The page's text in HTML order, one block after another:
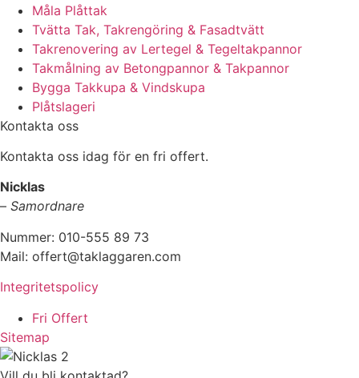
Måla Plåttak
Tvätta Tak, Takrengöring & Fasadtvätt
Takrenovering av Lertegel & Tegeltakpannor
Takmålning av Betongpannor & Takpannor
Bygga Takkupa & Vindskupa
Plåtslageri
Kontakta oss
Kontakta oss idag för en fri offert.
Nicklas
– Samordnare
Nummer: 010-555 89 73
Mail: offert@taklaggaren.com
Integritetspolicy
Fri Offert
Sitemap